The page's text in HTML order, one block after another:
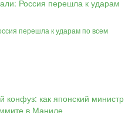
перешла к ударам по всем